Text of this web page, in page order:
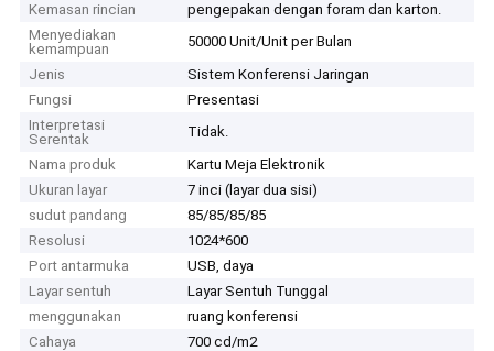
Kemasan rincian
pengepakan dengan foram dan karton.
Menyediakan
kemampuan
50000 Unit/Unit per Bulan
Jenis
Sistem Konferensi Jaringan
Fungsi
Presentasi
Interpretasi
Serentak
Tidak.
Nama produk
Kartu Meja Elektronik
Ukuran layar
7 inci (layar dua sisi)
sudut pandang
85/85/85/85
Resolusi
1024*600
Port antarmuka
USB, daya
Layar sentuh
Layar Sentuh Tunggal
menggunakan
ruang konferensi
Cahaya
700 cd/m2